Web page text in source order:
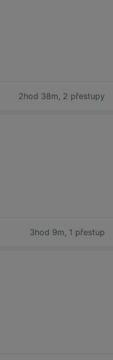
2hod 38m, 2 přestupy
3hod 9m, 1 přestup